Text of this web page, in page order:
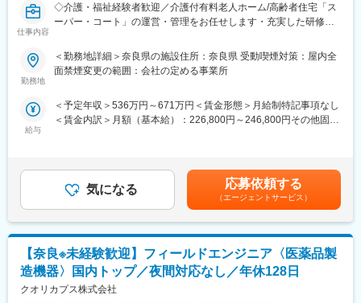
身近なところに広く流通しています！
当社の栄養ドリンク剤を海外へ展開する計画を進めており、現在
は香港の日系企業からの引き合いを受け、取引を開始していま
質と薬事対応力が評価されています。今後は富裕層向けの試飲・
提案を起点に、当社の技術力を活かした他国・他地域への展開を
■組織構成：
現在営業担当は50代2名、40代1名男性が活躍しています。現状の
社員は国内営業がメインです。
※現状の海外輸出は専門商社に外注していますが、いずれ社内でノ
ウハウを蓄積し、取引を自社で行いたいと考えています。
■特徴
健康ドリンクや美容ドリンク専門メーカーである当社は、製造委
託先からの高い評価得てOEM受注が拡大し現在に至ります。今後
仕事内容
◇介護・福祉経験者歓迎／介護付有料老人ホーム/高齢者住宅「ス
ーパー・コート」の運営・管理をお任せします・充実した研修制
福祉・介護経験を活かしたキャリアアップが実現可能です！
■業務概要
げている当社にて、施設運営をお任せいたします。施設の稼働率
や、スタッフのマネジメントなど運営側に携わっていただきま
■業務詳細
・施設スタッフの勤怠管理とモチベーションマネジメント
・入居者様の満足度向上のための施策立案・実施
・自治体スタッフや近隣住民との交流など、幅広いコミュニケー
ション
・ご入居者や、そのご家族との親密なコミュニケーション
※夜間対応や呼び出しなどはほとんどございません。
■入社後の流れ
勤務地
＜勤務地詳細＞奈良県の施設住所：奈良県 受動喫煙対策：屋内全
面禁煙変更の範囲：会社の定める事業所
給与
＜予定年収＞536万円～671万円＜賃金形態＞月給制特記事項なし
＜賃金内訳＞月額（基本給）：226,800円～246,800円その他固定
リアマネージャー（入社5年目）年収800万円/部長（入社10年
目）賃金はあくまでも目安の金額であり、選考を通じて上下する
可能性があります。月給(月額)は固定手当を含めた表記です。
気になる 応募依頼する
（エージェントサービス）
【奈良※未経験歓迎】フィールドエンジニア〈医薬品製
造機器〉国内トップ／夜間対応なし／年休128日
クオリカプス株式会社